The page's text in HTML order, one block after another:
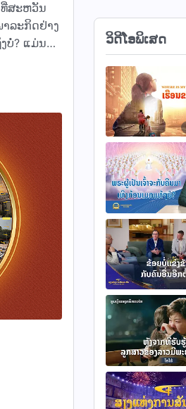
8:08
7:11
5:06
4:54
ສະຫວັນ
ລະກິດຢ່າງ
ບໍ່? ແມ່ນໃຜ
ມ
ສູງສຸດ ທີ່ໄດ້
ໄກສຸດຂອງ
ກ”
ທຸກຄົນ ພ້ອມ
ສະຫວ່າງ
ຫຼົງທາງ
ະທໍາຂອງ
ນຸດຈຶ່ງບໍ່
ລ້ວນັບ
ຖືກ
ໃນການ
ວາມ
ເຮົາກໍລໍ່
ເຮົາກໍຮູ້ສຶກ
ກັບສິ່ງນັ້ນ
ໄດ້ບໍວ່າ
ວິດີໂອພິເສດ